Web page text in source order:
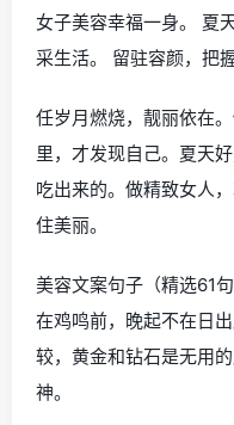
女子美容幸福一身。 夏
采生活。 留驻容颜，把
任岁月燃烧，靓丽依在
里，才发现自己。夏天
吃出来的。做精致女人
住美丽。
美容文案句子（精选61
在鸡鸣前，晚起不在日
较，黄金和钻石是无用
神。